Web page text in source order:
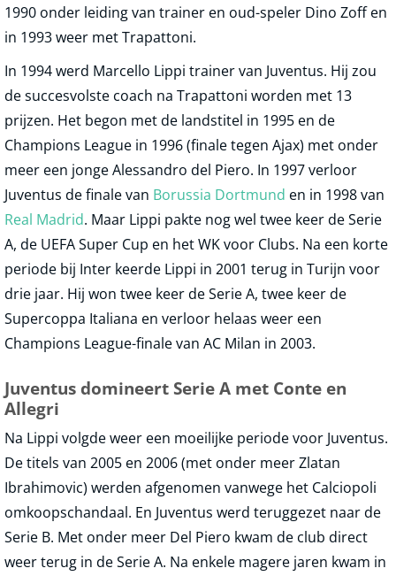
1990 onder leiding van trainer en oud-speler Dino Zoff en
in 1993 weer met Trapattoni.
In 1994 werd Marcello Lippi trainer van Juventus. Hij zou
de succesvolste coach na Trapattoni worden met 13
prijzen. Het begon met de landstitel in 1995 en de
Champions League in 1996 (finale tegen Ajax) met onder
meer een jonge Alessandro del Piero. In 1997 verloor
Juventus de finale van Borussia Dortmund en in 1998 van
Real Madrid. Maar Lippi pakte nog wel twee keer de Serie
A, de UEFA Super Cup en het WK voor Clubs. Na een korte
periode bij Inter keerde Lippi in 2001 terug in Turijn voor
drie jaar. Hij won twee keer de Serie A, twee keer de
Supercoppa Italiana en verloor helaas weer een
Champions League-finale van AC Milan in 2003.
Juventus domineert Serie A met Conte en
Allegri
Na Lippi volgde weer een moeilijke periode voor Juventus.
De titels van 2005 en 2006 (met onder meer Zlatan
Ibrahimovic) werden afgenomen vanwege het Calciopoli
omkoopschandaal. En Juventus werd teruggezet naar de
Serie B. Met onder meer Del Piero kwam de club direct
weer terug in de Serie A. Na enkele magere jaren kwam in